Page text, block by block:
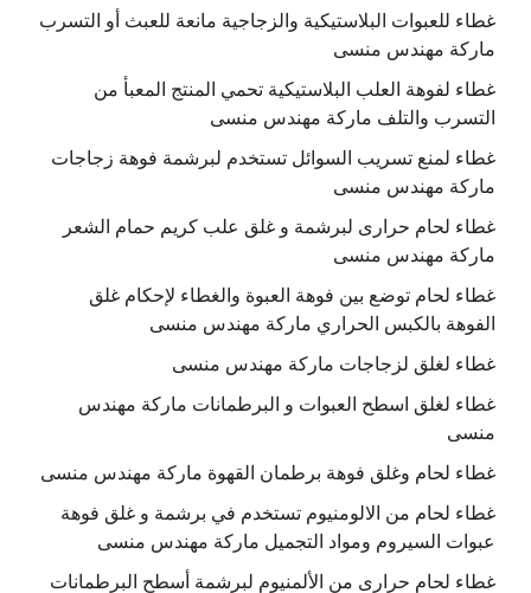
غطاء للعبوات البلاستيكية والزجاجية مانعة للعبث أو التسرب
ماركة مهندس منسى
غطاء لفوهة العلب البلاستيكية تحمي المنتج المعبأ من
التسرب والتلف ماركة مهندس منسى
غطاء لمنع تسريب السوائل تستخدم لبرشمة فوهة زجاجات
ماركة مهندس منسى
غطاء لحام حرارى لبرشمة و غلق علب كريم حمام الشعر
ماركة مهندس منسى
غطاء لحام توضع بين فوهة العبوة والغطاء لإحكام غلق
الفوهة بالكبس الحراري ماركة مهندس منسى
غطاء لغلق لزجاجات ماركة مهندس منسى
غطاء لغلق اسطح العبوات و البرطمانات ماركة مهندس
منسى
غطاء لحام وغلق فوهة برطمان القهوة ماركة مهندس منسى
غطاء لحام من الالومنيوم تستخدم في برشمة و غلق فوهة
عبوات السيروم ومواد التجميل ماركة مهندس منسى
غطاء لحام حرارى من الألمنيوم لبرشمة أسطح البرطمانات